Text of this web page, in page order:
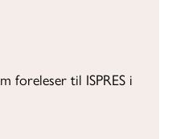
foreleser til ISPRES i